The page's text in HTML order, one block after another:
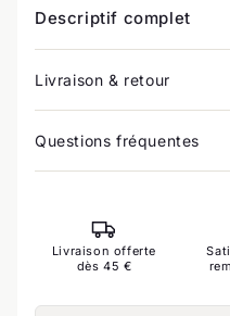
Descriptif complet
Livraison & retour
Questions fréquentes
Livraison offerte
dès 45 €